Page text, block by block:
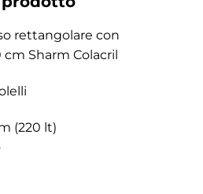
rettangolare con
cm Sharm Colacril
(220 lt)